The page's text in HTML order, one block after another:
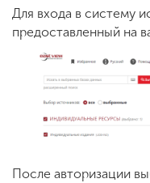
Для входа в систему
предоставленный на
После авторизации